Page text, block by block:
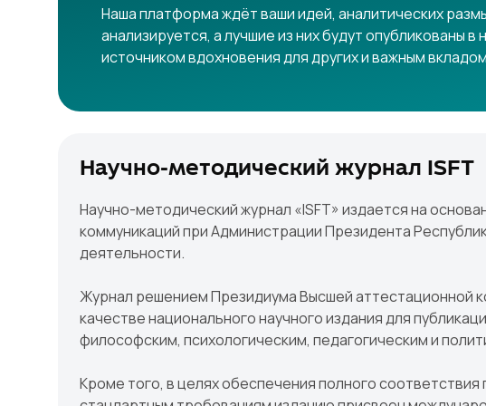
Наша платформа ждёт ваши идей, аналитических
анализируется, а лучшие из них будут опубликованы
источником вдохновения для других и важным
Научно-методический журнал ISFT
Научно-методический журнал «ISFT» издается на
коммуникаций при Администрации Президента
деятельности.
Журнал решением Президиума Высшей аттестационной
качестве национального научного издания для
философским, психологическим, педагогическим и
Кроме того, в целях обеспечения полного